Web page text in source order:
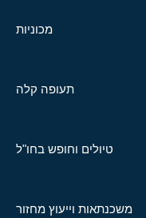
מכוניות
תעופה קלה
טיולים וחופש בחו"ל
משכנתאות וייעוץ מחזור